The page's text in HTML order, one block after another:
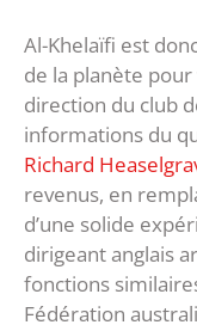
Al-Khelaïfi est
de la planète
direction du club
informations du
Richard
revenus, en
d’une solide
dirigeant anglais
fonctions
Fédération